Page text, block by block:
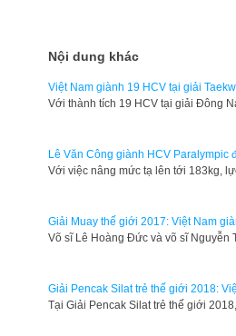
Nội dung khác
Việt Nam giành 19 HCV tại giải
Với thành tích 19 HCV tại giải Đông
Lê Văn Công giành HCV Paralympic
Với việc nâng mức tạ lên tới 183kg,
Giải Muay thế giới 2017: Việt Nam
Võ sĩ Lê Hoàng Đức và võ sĩ Nguyễn
Giải Pencak Silat trẻ thế giới 2018:
Tại Giải Pencak Silat trẻ thế giới